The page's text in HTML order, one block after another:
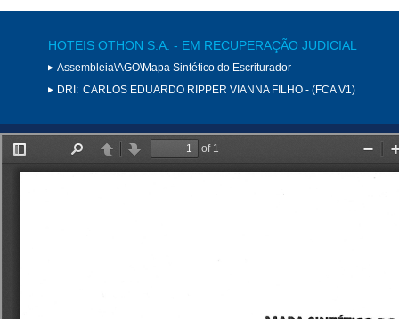
HOTEIS OTHON S.A. - EM RECUPERAÇÃO JUDICIAL
Assembleia\AGO\Mapa Sintético do Escriturador
DRI: CARLOS EDUARDO RIPPER VIANNA FILHO - (FCA V1)